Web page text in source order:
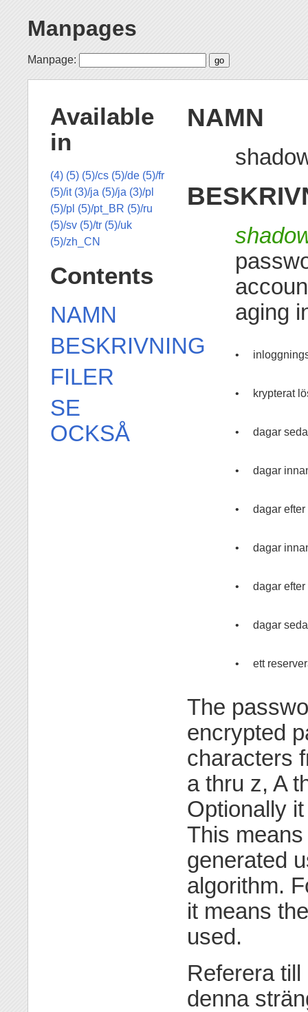
Manpages
Manpage:
NAMN
aging
•
• krypterat
• dagar
• dagar
• dagar
• dagar
• dagar
• dagar
• ett
The
encrypted
characters
a thru z, A
Optionally
This
generated
algorithm.
it means
used.
Referera till
denna
Available
in
(4) (5) (5)/cs (5)/de (5)/fr
(5)/it (3)/ja (5)/ja (3)/pl
(5)/pl (5)/pt_BR (5)/ru
(5)/sv (5)/tr (5)/uk
(5)/zh_CN
Contents
NAMN
BESKRIVNING
FILER
SE
OCKSÅ